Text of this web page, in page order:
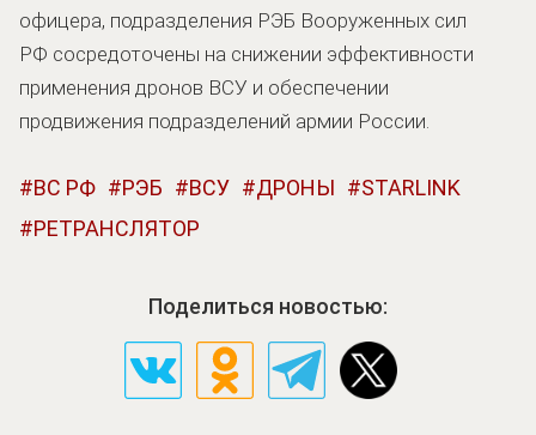
офицера, подразделения РЭБ Вооруженных сил
РФ сосредоточены на снижении эффективности
применения дронов ВСУ и обеспечении
продвижения подразделений армии России.
ВС РФ РЭБ ВСУ ДРОНЫ
STARLINK
РЕТРАНСЛЯТОР
Поделиться новостью: